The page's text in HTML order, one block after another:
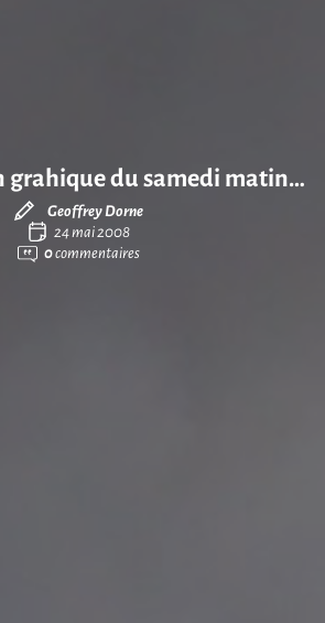
grahique du samedi matin…
Geoffrey Dorne
24 mai 2008
0commentaires